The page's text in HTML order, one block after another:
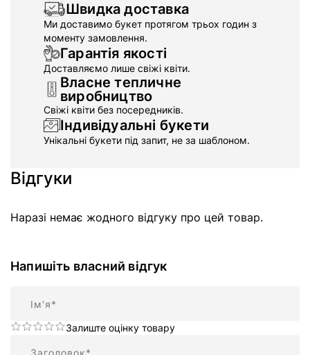
Швидка доставка
Ми доставимо букет протягом трьох годин з
моменту замовлення.
Гарантія якості
Доставляємо лише свіжі квіти.
Власне тепличне
виробництво
Свіжі квіти без посередників.
Індивідуальні букети
Унікальні букети під запит, не за шаблоном.
Відгуки
Наразі немає жодного відгуку про цей товар.
Напишіть власний відгук
Залиште оцінку товару